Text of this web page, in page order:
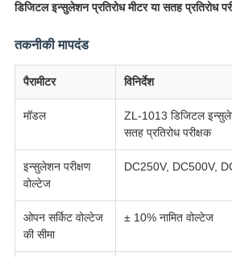
डिजिटल इन्सुलेशन प्रतिरोध मीटर या सतह प्रतिरोध
तकनीकी मापदंड
पैरामीटर विनिर्देश
मॉडल
ZL-1013 डिजिटल
सतह प्रतिरोध परीक्षक
इन्सुलेशन परीक्षण
वोल्टेज
DC250V, DC500V,
ओपन सर्किट वोल्टेज
की सीमा
± 10% नामित वोल्टेज